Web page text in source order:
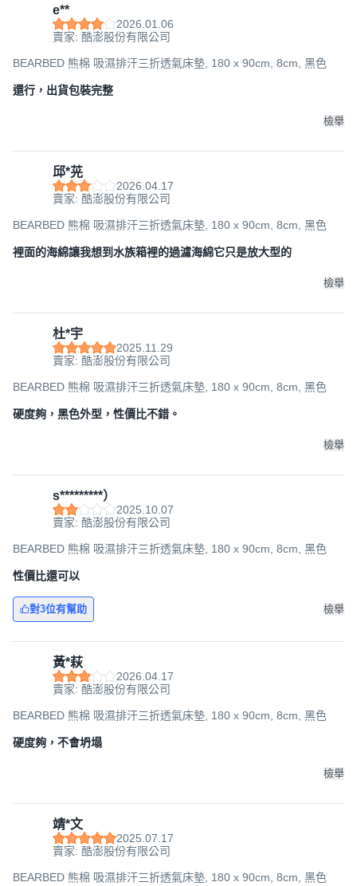
e**
2026.01.06
賣家: 酷澎股份有限公司
BEARBED 熊棉 吸濕排汗三折透氣床墊, 180 x 90cm, 8cm, 黑色
還行，出貨包裝完整
檢舉
邱*茪
2026.04.17
賣家: 酷澎股份有限公司
BEARBED 熊棉 吸濕排汗三折透氣床墊, 180 x 90cm, 8cm, 黑色
裡面的海綿讓我想到水族箱裡的過濾海綿它只是放大型的
檢舉
杜*宇
2025.11.29
賣家: 酷澎股份有限公司
BEARBED 熊棉 吸濕排汗三折透氣床墊, 180 x 90cm, 8cm, 黑色
硬度夠，黑色外型，性價比不錯。
檢舉
s*********）
2025.10.07
賣家: 酷澎股份有限公司
BEARBED 熊棉 吸濕排汗三折透氣床墊, 180 x 90cm, 8cm, 黑色
性價比還可以
對3位有幫助 檢舉
黃*萩
2026.04.17
賣家: 酷澎股份有限公司
BEARBED 熊棉 吸濕排汗三折透氣床墊, 180 x 90cm, 8cm, 黑色
硬度夠，不會坍塌
檢舉
靖*文
2025.07.17
賣家: 酷澎股份有限公司
BEARBED 熊棉 吸濕排汗三折透氣床墊, 180 x 90cm, 8cm, 黑色